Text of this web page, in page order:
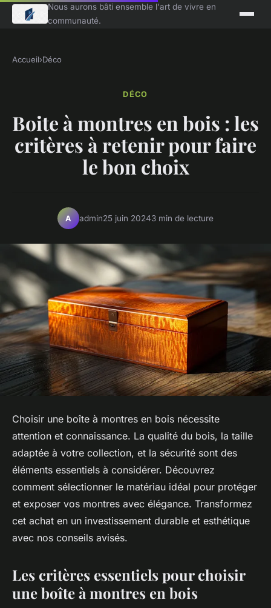
Nous aurons bâti ensemble l'art de vivre en
communauté.
Accueil›Déco
DÉCO
Boite à montres en bois : les
critères à retenir pour faire
le bon choix
A admin25 juin 20243 min de lecture
Choisir une boîte à montres en bois nécessite
attention et connaissance. La qualité du bois, la taille
adaptée à votre collection, et la sécurité sont des
éléments essentiels à considérer. Découvrez
comment sélectionner le matériau idéal pour protéger
et exposer vos montres avec élégance. Transformez
cet achat en un investissement durable et esthétique
avec nos conseils avisés.
Les critères essentiels pour choisir
une boîte à montres en bois